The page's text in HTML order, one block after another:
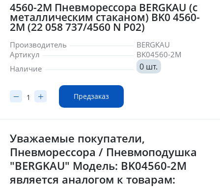
4560-2M Пневморессора BERGKAU (с
металлическим стаканом) BK0 4560-
2M (22 058 737/4560 N P02)
Производитель
BERGKAU
Артикул
BK04560-2M
Наличие
0 шт.
Предзаказ
Уважаемые покупатели,
Пневморессора / Пневмоподушка
"BERGKAU" Модель: BK04560-2M
является аналогом к товарам: